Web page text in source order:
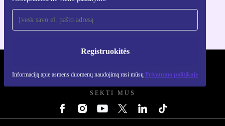
Registruokitės
Informaciją apie asmens duomenų naudojimą rasi mūsų Privatumo politikoje
SEKTI MUS